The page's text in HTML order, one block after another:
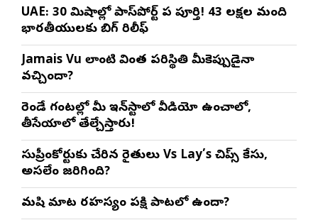
UAE: 30 నిమిషాల్లో పాస్‌పోర్ట్ పని పూర్తి! 43 లక్షల మంది
భారతీయులకు బిగ్ రిలీఫ్
Jamais Vu లాంటి వింత పరిస్థితి మీకెప్పుడైనా
వచ్చిందా?
రెండే గంటల్లో మీ ఇన్‌స్టాలో వీడియో ఉంచాలో,
తీసేయాలో తేల్చేస్తారు!
సుప్రీంకోర్టుకు చేరిన రైతులు Vs Lay’s చిప్స్‌ కేసు,
అసలేం జరిగింది?
మనిషి మాట రహస్యం పక్షి పాటలో ఉందా?